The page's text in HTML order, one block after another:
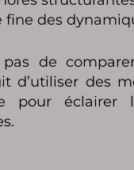
fine des
de
d’utiliser des
pour éclairer